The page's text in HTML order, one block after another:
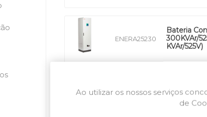
ENERA25230
Bateria
300KVAr/
KVAr/525V)
ENERA25233
330KVAr/
KVAr/525V)
Ao utilizar os nossos serviços
de